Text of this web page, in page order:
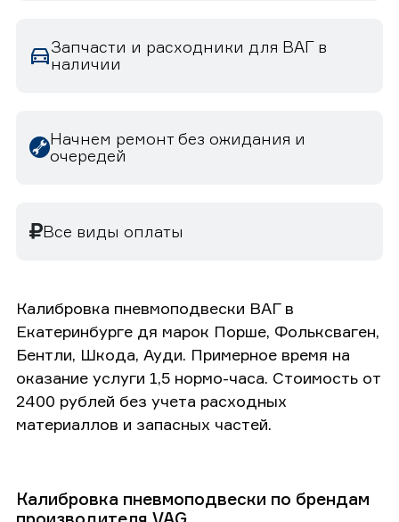
Запчасти и расходники для ВАГ в
наличии
Начнем ремонт без ожидания и
очередей
Все виды оплаты
Калибровка пневмоподвески ВАГ в
Екатеринбурге дя марок Порше, Фольксваген,
Бентли, Шкода, Ауди. Примерное время на
оказание услуги 1,5 нормо-часа. Стоимость от
2400 рублей без учета расходных
материаллов и запасных частей.
Калибровка пневмоподвески по брендам